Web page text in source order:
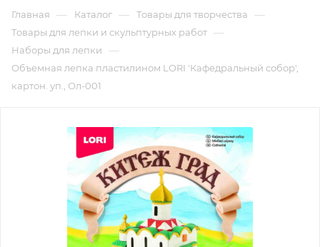
Главная — Каталог — Товары для творчества —
Товары для лепки и скульптурных работ —
Наборы для лепки —
Объемная лепка пластилином LORI 'Кафедральный собор',
картон. уп., Ол-001